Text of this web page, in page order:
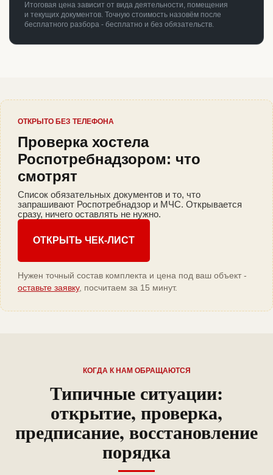
Итоговая цена зависит от вида деятельности, помещения
и текущих документов. Точную стоимость назовём после
бесплатного разбора - бесплатно и без обязательств.
ОТКРЫТО БЕЗ ТЕЛЕФОНА
Проверка хостела
Роспотребнадзором: что
смотрят
Список обязательных документов и то, что
запрашивают Роспотребнадзор и МЧС. Открывается
сразу, ничего оставлять не нужно.
ОТКРЫТЬ ЧЕК-ЛИСТ
Нужен точный состав комплекта и цена под ваш объект -
оставьте заявку, посчитаем за 15 минут.
КОГДА К НАМ ОБРАЩАЮТСЯ
Типичные ситуации:
открытие, проверка,
предписание, восстановление
порядка